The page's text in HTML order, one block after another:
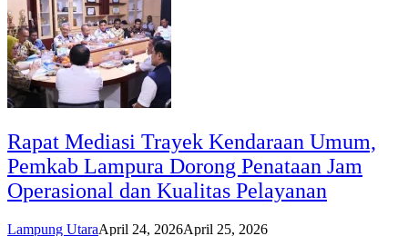
Rapat Mediasi Trayek Kendaraan Umum,
Pemkab Lampura Dorong Penataan Jam
Operasional dan Kualitas Pelayanan
Lampung UtaraApril 24, 2026April 25, 2026